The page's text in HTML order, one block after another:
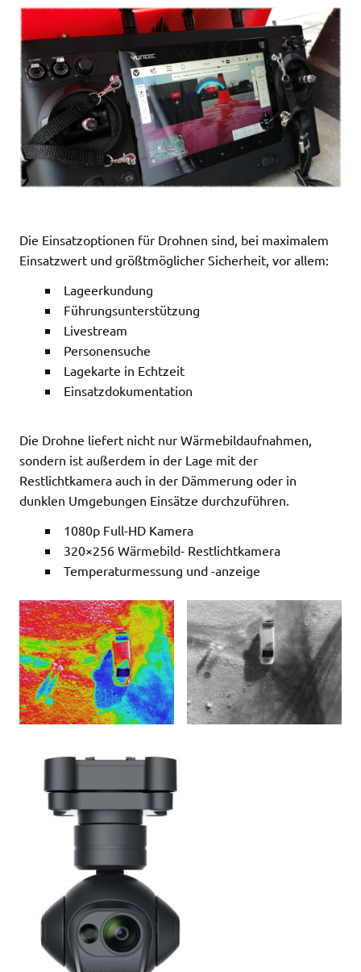
Die Einsatzoptionen für Drohnen sind, bei maximalem
Einsatzwert und größtmöglicher Sicherheit, vor allem:
Lageerkundung
Führungsunterstützung
Livestream
Personensuche
Lagekarte in Echtzeit
Einsatzdokumentation
Die Drohne liefert nicht nur Wärmebildaufnahmen,
sondern ist außerdem in der Lage mit der
Restlichtkamera auch in der Dämmerung oder in
dunklen Umgebungen Einsätze durchzuführen.
1080p Full-HD Kamera
320×256 Wärmebild- Restlichtkamera
Temperaturmessung und -anzeige